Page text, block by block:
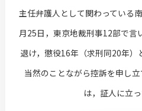
主任弁護人として関わっている
月25日，東京地裁刑事12部で言
退け，懲役16年（求刑同20年）
当然のことながら控訴を申し
は，証人に立